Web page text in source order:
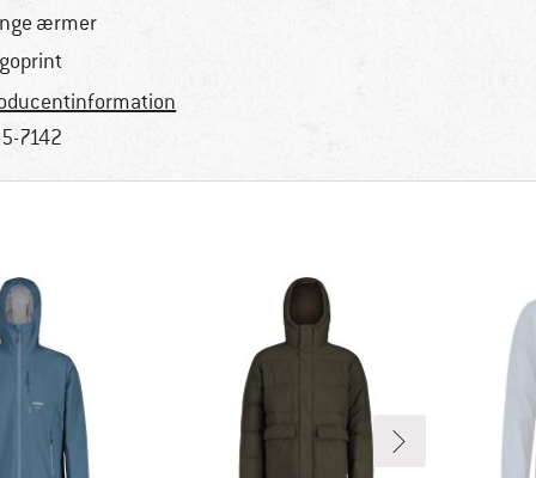
ærmer
7142